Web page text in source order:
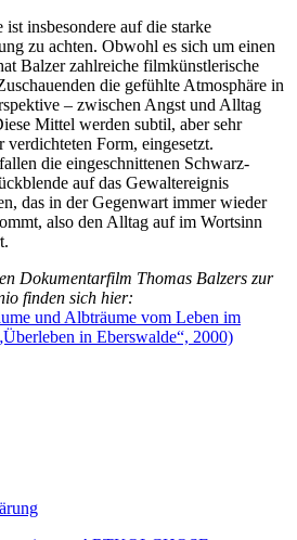
insbesondere auf die starke
zu achten. Obwohl es sich um einen
Balzer zahlreiche filmkünstlerische
die gefühlte Atmosphäre in
– zwischen Angst und Alltag
Mittel werden subtil, aber sehr
Form, eingesetzt.
die eingeschnittenen Schwarz-
auf das Gewaltereignis
das in der Gegenwart immer wieder
also den Alltag auf im Wortsinn
Dokumentarfilm Thomas Balzers zur
finden sich hier:
und Albträume vom Leben im
in Eberswalde“, 2000)